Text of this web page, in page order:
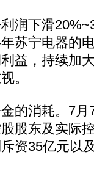
下滑
苏宁电器
益，持续加
。
消耗。7月
股东及实际
资35亿元以